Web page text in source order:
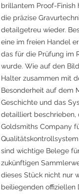
brillantem Proof-Finish
die präzise
detailgetreu wieder.
eine im freien Handel
das für die Prüfung im
wurde. Wie auf den
Halter zusammen mit
Besonderheit auf dem
Geschichte und das
detailliert beschrieben,
Goldsmiths Company
sind wichtige Belege
zukünftigen
dieses Stück nicht nur
beiliegenden offiziellen